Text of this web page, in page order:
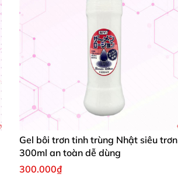
Gel bôi trơn tinh trùng Nhật siêu trơn
300ml an toàn dễ dùng
300.000₫